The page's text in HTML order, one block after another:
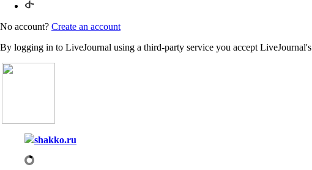
No account? Create an account
By logging in to LiveJournal using a third-party service you accept LiveJournal's
shakko.ru